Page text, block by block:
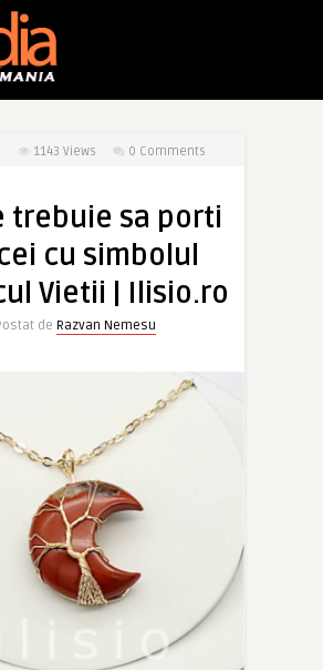
1143 Views 0 Comments
trebuie sa porti
cu simbolul
Vietii | Ilisio.ro
de Razvan Nemesu